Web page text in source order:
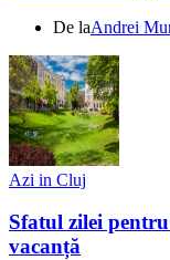
De laAndrei
Azi in Cluj
Sfatul zilei
vacanță